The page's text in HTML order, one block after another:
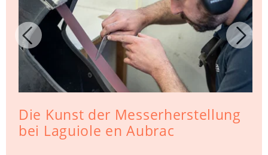
Die Kunst der Messerherstellung
bei Laguiole en Aubrac